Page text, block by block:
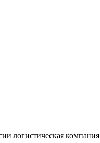
логистическая компания